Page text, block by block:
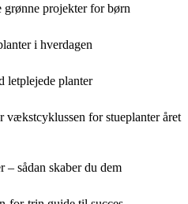
grønne projekter for børn
i hverdagen
letplejede planter
vækstcyklussen for stueplanter året
– sådan skaber du dem